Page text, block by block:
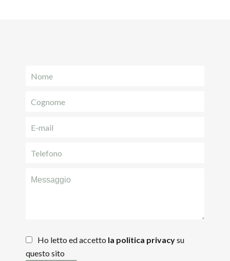
Ho letto ed accetto la politica privacysu
questo sito